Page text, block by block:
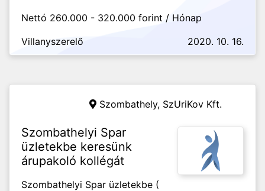
Nettó 260.000 - 320.000 forint / Hónap
Villanyszerelő
2020. 10. 16.
Szombathely, SzUriKov Kft.
Szombathelyi Spar
üzletekbe keresünk
árupakoló kollégát
Szombathelyi Spar üzletekbe (